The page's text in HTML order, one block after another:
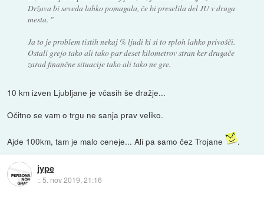
Država bi seveda lahko pomagala, če bi preselila del JU v druga
mesta. "
Ja to je problem tistih nekaj % ljudi ki si to sploh lahko privošči.
Ostali grejo tako ali tako par deset kilometrov stran ker drugače
zarad finančne situacije tako ali tako ne gre.
10 km izven Ljubljane je včasih še dražje...
Očitno se vam o trgu ne sanja prav veliko.
Ajde 100km, tam je malo ceneje... Ali pa samo čez Trojane .
jype
::5. nov 2019, 21:16